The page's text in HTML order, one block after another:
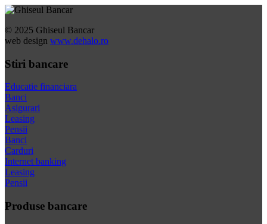
© 2025 Ghiseul Bancar
web design www.dehalo.ro
Stiri bancare
Educatie financiara
Banci
Asigurari
Leasing
Pensii
Banci
Carduri
Internet banking
Leasing
Pensii
Produse bancare